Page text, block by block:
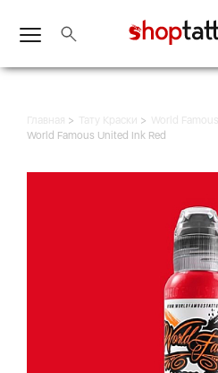
Главная Тату Краски
World
World Famous United Ink Red